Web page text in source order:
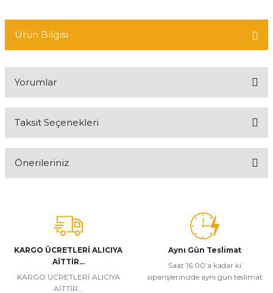
Ürün Bilgisi
Yorumlar
Taksit Seçenekleri
Önerileriniz
tarafımıza iletebilirsiniz.
Görüş ve önerileriniz için teşekkür ederiz.
Ürün resmi kalitesiz, bozuk veya görüntülenemiyor.
Ürün açıklamasında eksik bilgiler bulunuyor.
Ürün bilgilerinde hatalar bulunuyor.
KARGO ÜCRETLERİ ALICIYA
AİTTİR...
KARGO ÜCRETLERİ ALICIYA
AİTTİR...
Aynı Gün Teslimat
Saat 16:00’a kadar ki
siparişlerinizde aynı gün teslimat